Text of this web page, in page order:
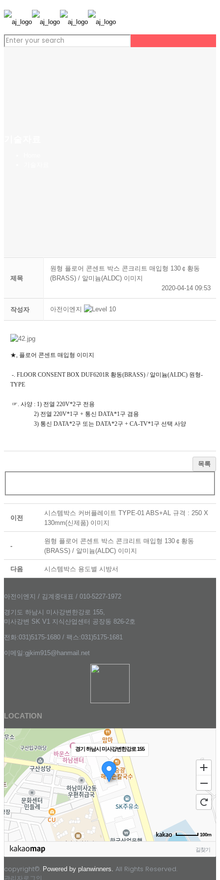
제목
원형 플로어 콘센트 박스 콘크리트 매입형 130￠황동
(BRASS) / 알미늄(ALDC) 이미지
2020-04-14 09:53
작성자 아전이엔지
★, 플로어 콘센트 매입형 이미지
-. FLOOR CONSENT BOX DUF6201R 황동(BRASS) / 알미늄(ALDC) 원형-
TYPE
☞. 사양 : 1) 전열 220V*2구 전용
2) 전열 220V*1구 + 통신 DATA*1구 겸용
3) 통신 DATA*2구 또는 DATA*2구 + CA-TV*1구 선택 사양
목록
이전
시스템박스 커버플레이트 TYPE-01 ABS+AL 규격 : 250 X
130mm(신제품) 이미지
-
원형 플로어 콘센트 박스 콘크리트 매입형 130￠황동
(BRASS) / 알미늄(ALDC) 이미지
다음 시스템박스 용도별 시방서
아전이엔지 / 김계중대표 / 010-5227-1972
경기도 하남시 미사강변한강로 155,
미사강변 SK V1 지식산업센터 공장동 826-2호
전화:031)5175-1680 / 팩스:031)5175-1681
이메일:gjkim915@hanmail.net
LOCATION
경기 하남시 미사강변한강로 155
100m
길찾기
copyright©. Powered by planwinners. All Rights Reserved.
관리자로그인